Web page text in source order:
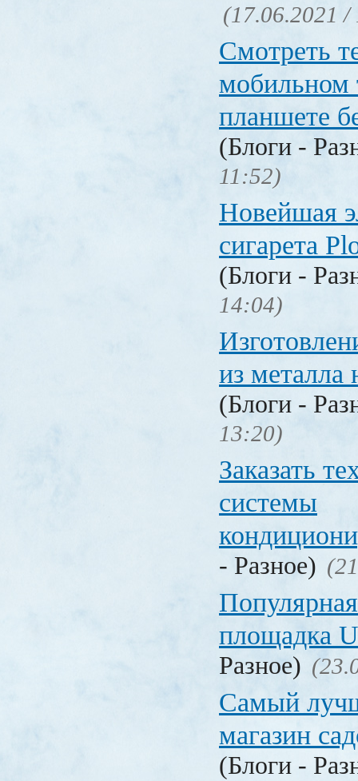
(17.06.2021 /
Смотреть
мобильном
планшете
(Блоги -
11:52)
Новейшая
сигарета
(Блоги -
14:04)
из
(Блоги -
13:20)
Заказать
системы
- Разное)
площадка
Разное)
Самый
магазин
(Блоги -